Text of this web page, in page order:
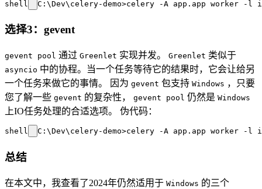
shell
选择3：gevent
gevent pool 通过 Greenlet 实现并发。 Greenlet 类似于
asyncio 中的协程。当一个任务等待它的结果时，它会让给另
一个任务来做它的事情。 因为 gevent 包支持 Windows ，只要
您了解一些 gevent 的复杂性， gevent pool 仍然是 Windows
上IO任务处理的合适选项。 伪代码：
shell
总结
在本文中，我查看了2024年仍然适用于 Windows 的三个